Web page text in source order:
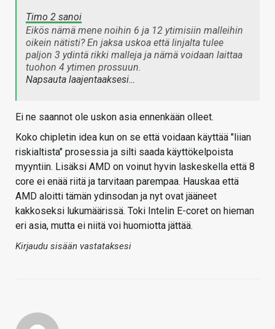
Timo 2 sanoi
Eikös nämä mene noihin 6 ja 12 ytimisiin malleihin
oikein nätisti? En jaksa uskoa että linjalta tulee
paljon 3 ydintä rikki malleja ja nämä voidaan laittaa
tuohon 4 ytimen prossuun.
Napsauta laajentaaksesi…
Ei ne saannot ole uskon asia ennenkään olleet.
Koko chipletin idea kun on se että voidaan käyttää "liian
riskialtista" prosessia ja silti saada käyttökelpoista
myyntiin. Lisäksi AMD on voinut hyvin laskeskella että 8
core ei enää riitä ja tarvitaan parempaa. Hauskaa että
AMD aloitti tämän ydinsodan ja nyt ovat jääneet
kakkoseksi lukumäärissä. Toki Intelin E-coret on hieman
eri asia, mutta ei niitä voi huomiotta jättää.
Kirjaudu sisään vastataksesi